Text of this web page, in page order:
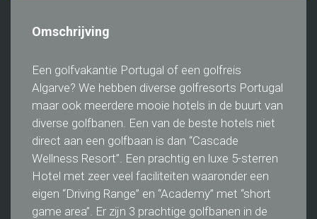
Omschrijving
Een golfvakantie Portugal of een golfreis
Algarve? We hebben diverse golfresorts Portugal
maar ook meerdere mooie hotels in de buurt van
diverse golfbanen. Een van de beste hotels niet
direct aan een golfbaan is dan “Cascade
Wellness Resort”. Een prachtig en luxe 5-sterren
Hotel met zeer veel faciliteiten waaronder een
eigen “Driving Range” en “Academy” met “short
game area”. Er zijn 3 prachtige golfbanen in de